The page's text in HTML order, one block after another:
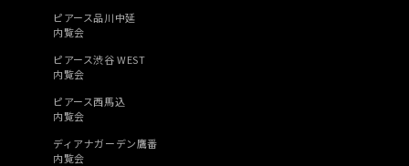
ピアース品川中延
内覧会
ピアース渋谷 WEST
内覧会
ピアース西馬込
内覧会
ディアナガーデン鷹番
内覧会